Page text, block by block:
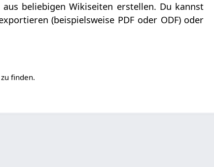
beliebigen Wikiseiten erstellen. Du kannst
(beispielsweise PDF oder ODF) oder
zu finden.